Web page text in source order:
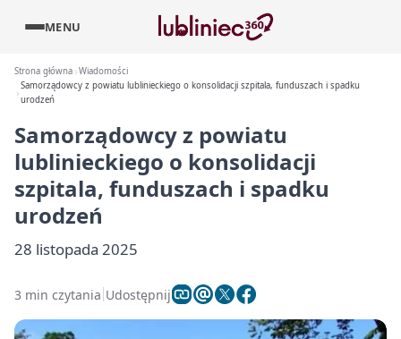
MENU
Strona główna Wiadomości
Samorządowcy z powiatu lublinieckiego o konsolidacji szpitala, funduszach i spadku
urodzeń
Samorządowcy z powiatu
lublinieckiego o konsolidacji
szpitala, funduszach i spadku
urodzeń
28 listopada 2025
3 min czytania Udostępnij